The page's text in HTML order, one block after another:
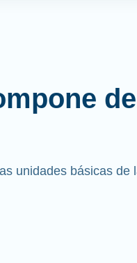
de
unidades básicas de